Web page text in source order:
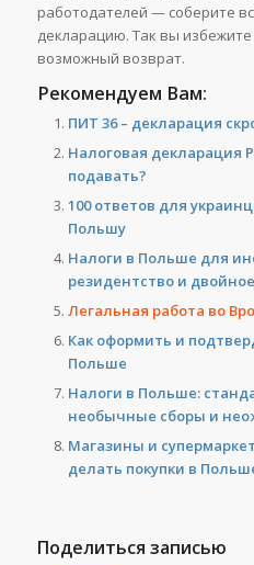
работодателей — соберите
декларацию. Так вы
возможный возврат.
Рекомендуем Вам:
ПИТ 36 – декларация
Налоговая декларация
подавать?
100 ответов для
Польшу
Налоги в Польше для
резидентство и
Легальная работа во
Как оформить и
Польше
Налоги в Польше:
необычные сборы и
Магазины и
делать покупки в
Поделиться записью